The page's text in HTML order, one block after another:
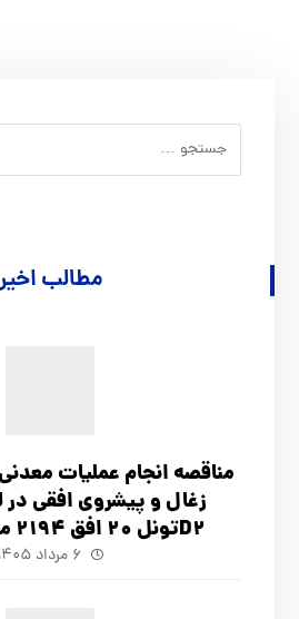
مطالب اخیر
مناقصه انجام عملیات
D2تونل 20 افق 2194 معدن همکار .
۶ مرداد ۱۴۰۵